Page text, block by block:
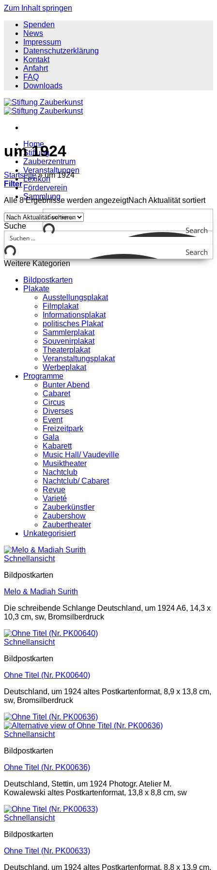
Zum Inhalt springen
Spenden
News
Impressum
Datenschutzerklärung
Kontakt
Anfahrt
FAQ
Downloads
Home
Stiftung
Zauberzentrum
Veranstaltungen
Lexikon
Förderverein
Sammlung
Search
um 1924
Startseite » um 1924
Filter
Alle 8 Ergebnisse werden angezeigtNach Aktualität sortiert
Suche
Search
Weitere Kategorien
Bildpostkarten
Plakate
Ausstellungsplakat
Filmplakat
Informationsplakat
politisches Plakat
Sammlerplakat
Souvenirplakat
Theaterplakat
Veranstaltungsplakat
Werbeplakat
Programme
Bunter Abend
Cabaret
Circus
Diverses
Event
Freizeitpark
Gala
Kabarett
Music Hall/ Vaudeville
Musiktheater
Nachtclub
Nachtclub/ Cabaret
Revue
Varieté
Zauberkünstler
Zaubershow
Zaubertheater
Unkategorisiert
Schnellansicht
Bildpostkarten
Melo & Madiah Surith
Die schreibende Schlange Deutschland, um 1924 A6, 14,3 x
10,3 cm, sw, Bromsilberdruck
Schnellansicht
Bildpostkarten
Ohne Titel (Nr. PK00640)
Deutschland, um 1924 altes Postkartenformat, 8,9 x 13,8 cm,
sw, Bromsilberdruck
Schnellansicht
Bildpostkarten
Ohne Titel (Nr. PK00636)
Deutschland, Stettin, um 1924 Photogr. Atelier M.
Kowalewski altes Postkartenformat, 13,8 x 8,8 cm, sw
Schnellansicht
Bildpostkarten
Ohne Titel (Nr. PK00633)
Deutschland, um 1924 altes Postkartenformat, 8,8 x 13,9 cm,